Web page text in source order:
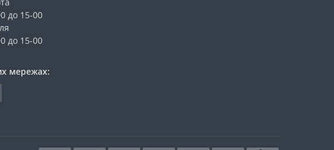
до 15-00
до 15-00
мережах: